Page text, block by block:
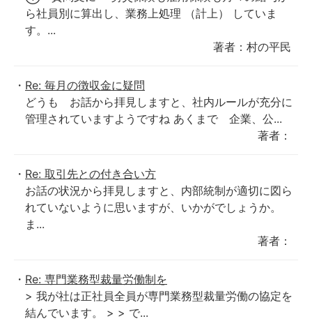
ら社員別に算出し、業務上処理 （計上） していま
す。...
著者：村の平民
Re: 毎月の徴収金に疑問
どうも お話から拝見しますと、社内ルールが充分に
管理されていますようですね あくまで 企業、公...
著者：
Re: 取引先との付き合い方
お話の状況から拝見しますと、内部統制が適切に図ら
れていないように思いますが、いかがでしょうか。
ま...
著者：
Re: 専門業務型裁量労働制を
> 我が社は正社員全員が専門業務型裁量労働の協定を
結んでいます。 > > で...